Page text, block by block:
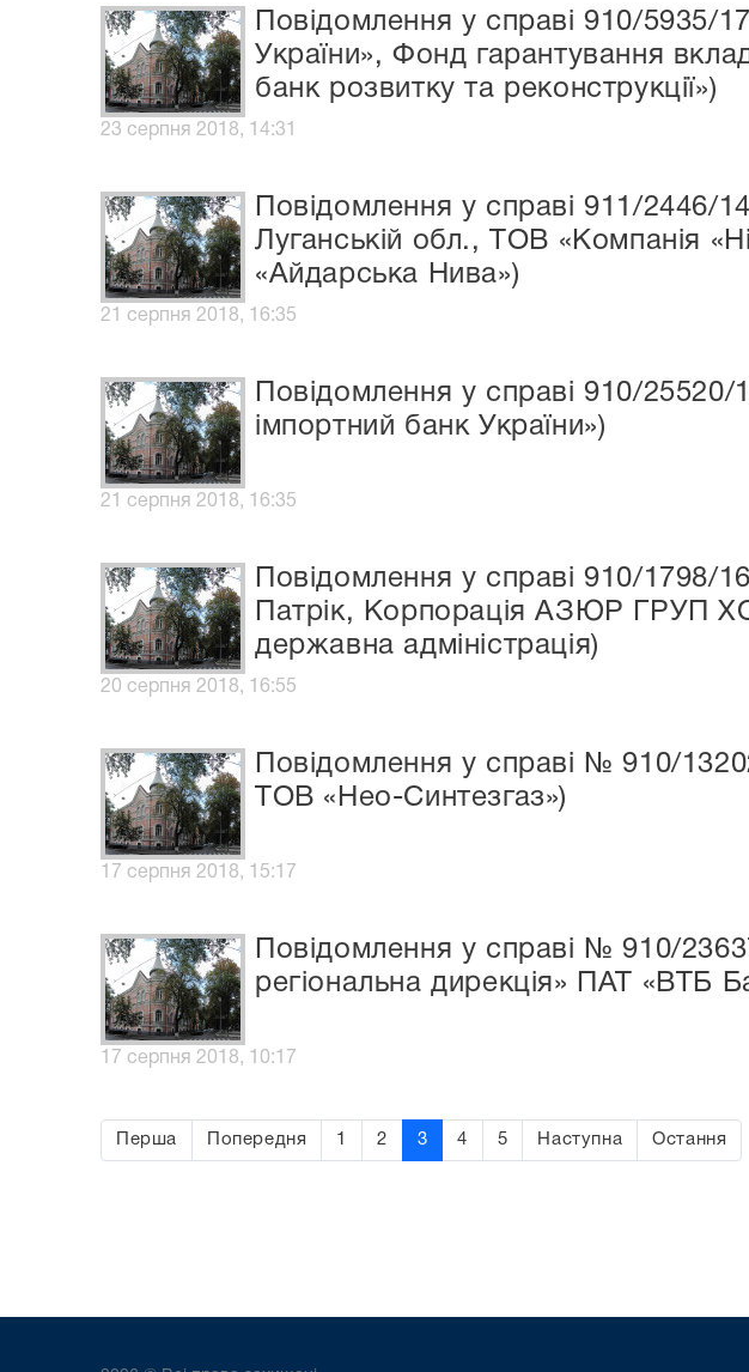
Повідомлення у справі 910/5935/
України», Фонд гарантування
банк розвитку та реконструкції»)
23 серпня 2018, 14:31
Повідомлення у справі 911/
Луганській обл., ТОВ «Компанія
«Айдарська Нива»)
21 серпня 2018, 16:35
Повідомлення у справі 910/
імпортний банк України»)
21 серпня 2018, 16:35
Повідомлення у справі 910/1798/
Патрік, Корпорація АЗЮР ГРУП
державна адміністрація)
20 серпня 2018, 16:55
Повідомлення у справі № 910/
ТОВ «Нео-Синтезгаз»)
17 серпня 2018, 15:17
Повідомлення у справі № 910/
регіональна дирекція» ПАТ «ВТБ
17 серпня 2018, 10:17
Перша Попередня 1 2 3 4 5 Наступна Остання